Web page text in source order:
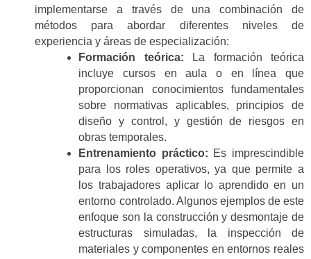
implementarse a través de una combinación de
métodos para abordar diferentes niveles de
experiencia y áreas de especialización:
Formación teórica:
La formación teórica
incluye cursos en aula o en línea que
proporcionan conocimientos fundamentales
sobre normativas aplicables, principios de
diseño y control, y gestión de riesgos en
obras temporales.
Entrenamiento práctico: Es imprescindible
para los roles operativos, ya que permite a
los trabajadores aplicar lo aprendido en un
entorno controlado. Algunos ejemplos de este
enfoque son la construcción y desmontaje de
estructuras simuladas, la inspección de
materiales y componentes en entornos reales